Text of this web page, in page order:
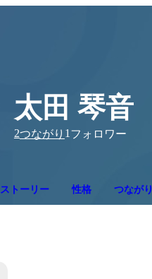
太田 琴音
2つながり 1 フォロワー
ストーリー 性格 つながり